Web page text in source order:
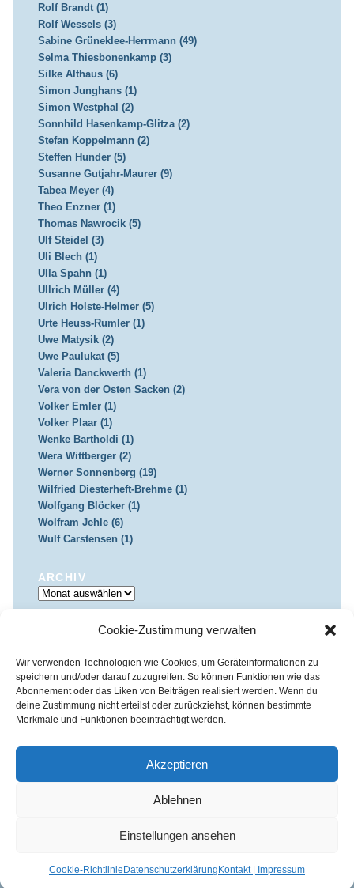
Cookie-Zustimmung verwalten
Wir verwenden Technologien wie Cookies, um Geräteinformationen zu
speichern und/oder darauf zuzugreifen. So können Funktionen wie das
Abonnement oder das Liken von Beiträgen realisiert werden. Wenn du
deine Zustimmung nicht erteilst oder zurückziehst, können bestimmte
Merkmale und Funktionen beeinträchtigt werden.
Akzeptieren
Ablehnen
Einstellungen ansehen
Cookie-Richtlinie Datenschutzerklärung Kontakt | Impressum
Rolf Brandt (1)
Rolf Wessels (3)
Sabine Grüneklee-Herrmann (49)
Selma Thiesbonenkamp (3)
Silke Althaus (6)
Simon Junghans (1)
Simon Westphal (2)
Sonnhild Hasenkamp-Glitza (2)
Stefan Koppelmann (2)
Steffen Hunder (5)
Susanne Gutjahr-Maurer (9)
Tabea Meyer (4)
Theo Enzner (1)
Thomas Nawrocik (5)
Ulf Steidel (3)
Uli Blech (1)
Ulla Spahn (1)
Ullrich Müller (4)
Ulrich Holste-Helmer (5)
Urte Heuss-Rumler (1)
Uwe Matysik (2)
Uwe Paulukat (5)
Valeria Danckwerth (1)
Vera von der Osten Sacken (2)
Volker Emler (1)
Volker Plaar (1)
Wenke Bartholdi (1)
Wera Wittberger (2)
Werner Sonnenberg (19)
Wilfried Diesterheft-Brehme (1)
Wolfgang Blöcker (1)
Wolfram Jehle (6)
Wulf Carstensen (1)
ARCHIV
Archiv
IMPRESSUM & DATENSCHUTZ
Datenschutz
Kirchenkreis Essen | Referat für Presse- und Öffentlichkeitsarbeit /
Haus der Evangelischen Kirche | III. Hagen 39 / 45127 Essen
Impressum|Datenschutz
Fon 0201 / 22 05-221 | Fax 0201 / 22 05-223 | e-Mail